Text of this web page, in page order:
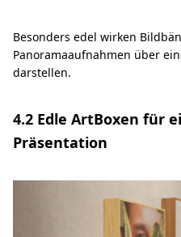
Besonders edel wirken
Panoramaaufnahmen über
darstellen.
4.2 Edle ArtBoxen für
Präsentation